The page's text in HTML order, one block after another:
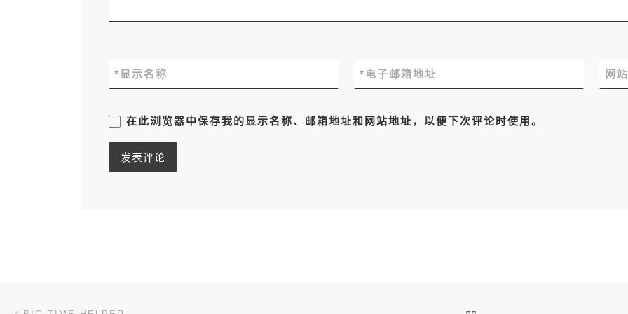
显示名称
* 电子邮箱地址
* 网
在此浏览器中保存我的显示名称、邮箱地址和网站地址，以便下次评论时使用。
文章导航